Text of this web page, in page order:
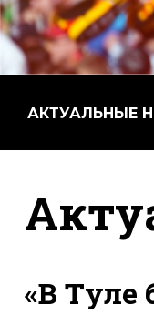
АКТУАЛЬНЫЕ
«В Туле